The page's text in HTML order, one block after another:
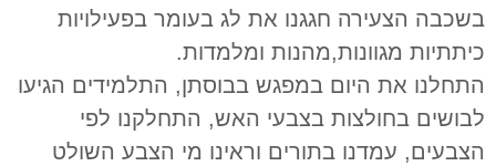
בשכבה הצעירה חגגנו את לג בעומר בפעילויות
כיתתיות מגוונות,מהנות ומלמדות.
התחלנו את היום במפגש בבוסתן, התלמידים הגיעו
לבושים בחולצות בצבעי האש, התחלקנו לפי
הצבעים, עמדנו בתורים וראינו מי הצבע השולט